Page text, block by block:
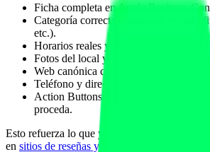
Ficha completa en Apple Business
Categoría correcta (gimnasio, estudio
etc.).
Horarios reales y actualizados.
Fotos del local y servicios.
Web canónica con HTTPS.
Teléfono y dirección consistentes con
Action Buttons (reservar, llamar, ver
proceda.
Esto refuerza lo que ya tengas en directorios
en sitios de reseñas y directorios para que las